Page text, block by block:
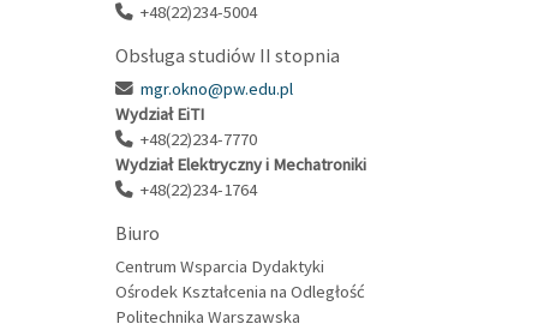
+48(22)234-5004
Obsługa studiów II stopnia
mgr.okno@pw.edu.pl
Wydział EiTI
+48(22)234-7770
Wydział Elektryczny i Mechatroniki
+48(22)234-1764
Biuro
Centrum Wsparcia Dydaktyki
Ośrodek Kształcenia na Odległość
Politechnika Warszawska